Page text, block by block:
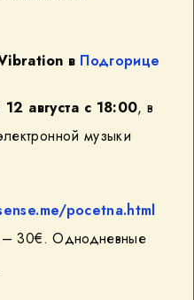
в Подгорице
августа с 18:00, в
музыки
pocetna.html
– 30€. Однодневные